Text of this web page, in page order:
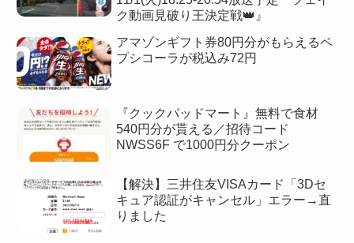
ク動画見破り王決定戦👑』
アマゾンギフト券80円分がもらえるペ
プシコーラが税込み72円
『クックパッドマート』無料で食材
540円分が貰える／招待コード
NWSS6F で1000円分クーポン
【解決】三井住友VISAカード「3Dセ
キュア認証がキャンセル」エラー→直
りました